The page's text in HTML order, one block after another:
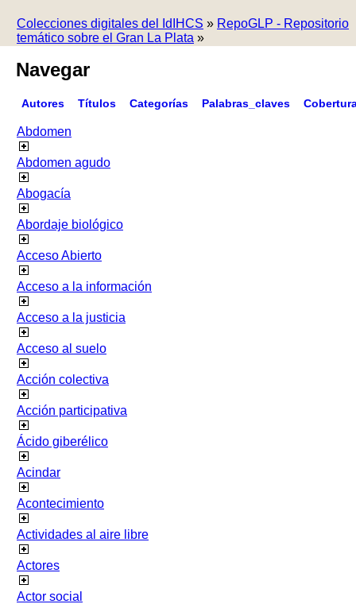
Colecciones digitales del IdIHCS » RepoGLP - Repositorio
temático sobre el Gran La Plata »
Navegar
Autores Títulos Categorías Palabras_claves
Abdomen
Abdomen agudo
Abogacía
Abordaje biológico
Acceso Abierto
Acceso a la información
Acceso a la justicia
Acceso al suelo
Acción colectiva
Acción participativa
Ácido giberélico
Acindar
Acontecimiento
Actividades al aire libre
Actores
Actor social